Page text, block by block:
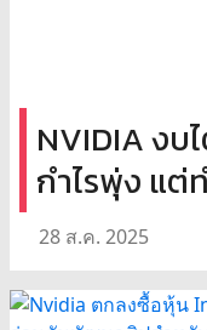
NVIDIA งบ
กำไรพุ่ง แต่
28 ส.ค. 2025